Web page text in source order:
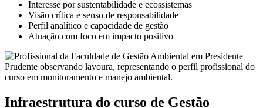
Interesse por sustentabilidade e ecossistemas
Visão crítica e senso de responsabilidade
Perfil analítico e capacidade de gestão
Atuação com foco em impacto positivo
Infraestrutura do curso de Gestão